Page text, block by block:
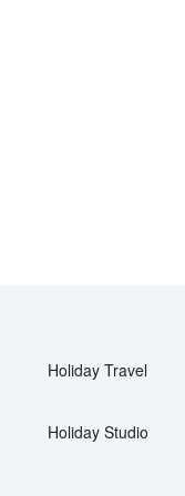
Holiday Travel
Holiday Studio